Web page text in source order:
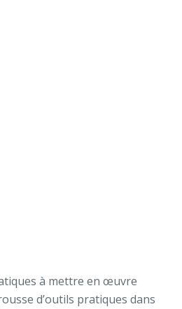
à mettre en œuvre
d’outils pratiques dans